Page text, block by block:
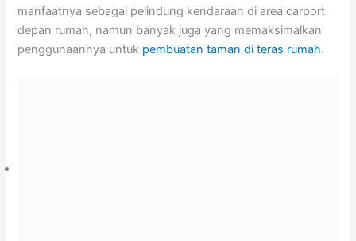
manfaatnya sebagai pelindung kendaraan di area carport
depan rumah, namun banyak juga yang memaksimalkan
penggunaannya untuk pembuatan taman di teras rumah.